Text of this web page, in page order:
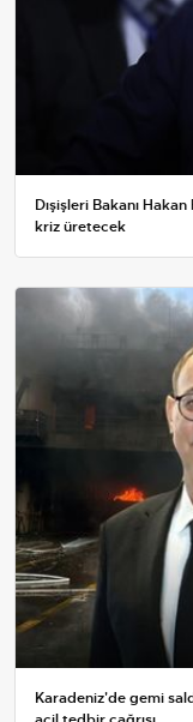
Dışişleri Bakanı
kriz üretecek
Karadeniz'de gemi